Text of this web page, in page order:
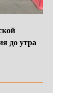
до утра